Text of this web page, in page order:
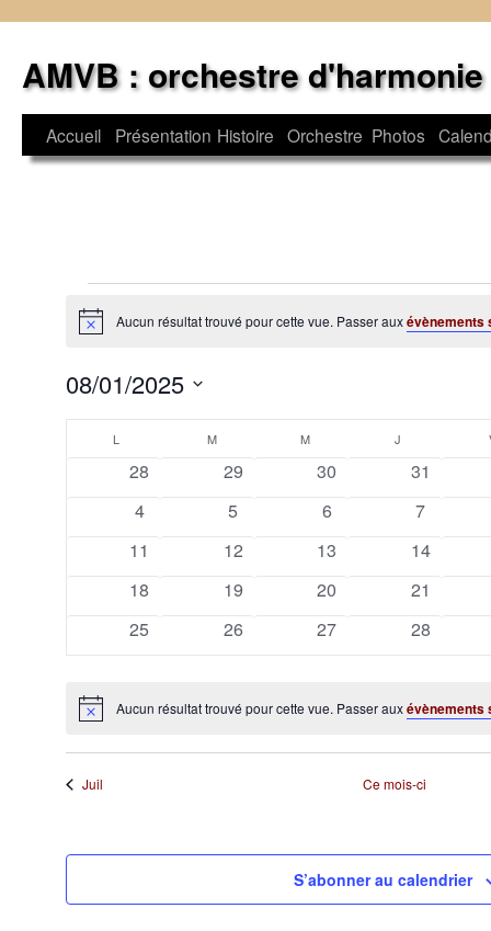
contenu
AMVB : orchestre d'harmonie
Accueil Présentation Histoire Orchestre Photos
Évènements
Notice Aucun résultat trouvé pour cette vue. Passer auxévènements
08/01/2025
Calendrier
Évènements
L MMARDI M J
0
évènements
28
0
évènements
29
0
évènements
30
0
31
0
évènements
4
0
évènements
5
0
évènements
6
0
7
0
évènements
11
0
évènements
12
0
évènements
13
0
14
0
évènements
18
0
évènements
19
0
évènements
20
0
21
0
évènements
25
0
évènements
26
0
évènements
27
0
28
Notice Aucun résultat trouvé pour cette vue. Passer auxévènements
Juil Ce mois-ci
S’abonner au calendrier